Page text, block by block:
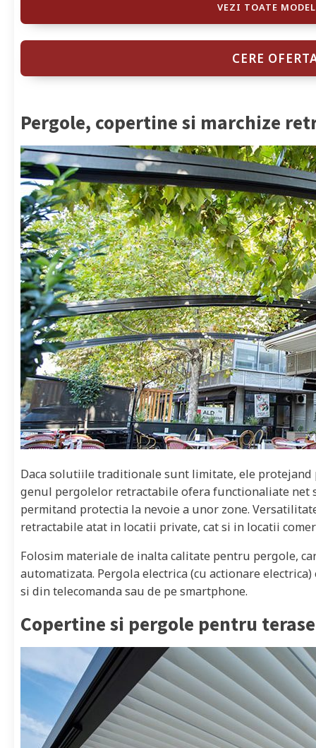
VEZI TOATE
CERE
Pergole, copertine si marchize
Daca solutiile traditionale sunt limitate, ele
genul pergolelor retractabile ofera functionaliate net
permitand protectia la nevoie a unor zone.
retractabile atat in locatii private, cat si in locatii
Folosim materiale de inalta calitate pentru pergole,
automatizata. Pergola electrica (cu actionare
si din telecomanda sau de pe smartphone.
Copertine si pergole pentru terase